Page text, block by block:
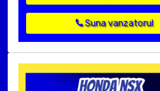
Suna vanzatorul